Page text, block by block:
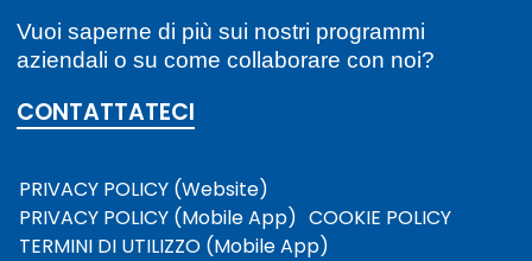
Vuoi saperne di più sui nostri programmi
aziendali o su come collaborare con noi?
CONTATTATECI
PRIVACY POLICY (Website)
PRIVACY POLICY (Mobile App) COOKIE POLICY
TERMINI DI UTILIZZO (Mobile App)